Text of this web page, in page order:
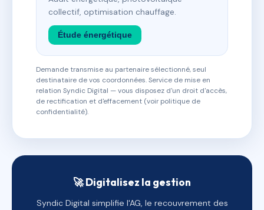
collectif, optimisation chauffage.
Étude énergétique
Demande transmise au partenaire sélectionné, seul
destinataire de vos coordonnées. Service de mise en
relation Syndic Digital — vous disposez d'un droit d'accès,
de rectification et d'effacement (voir politique de
confidentialité).
🚀 Digitalisez la gestion
Syndic Digital simplifie l'AG, le recouvrement des